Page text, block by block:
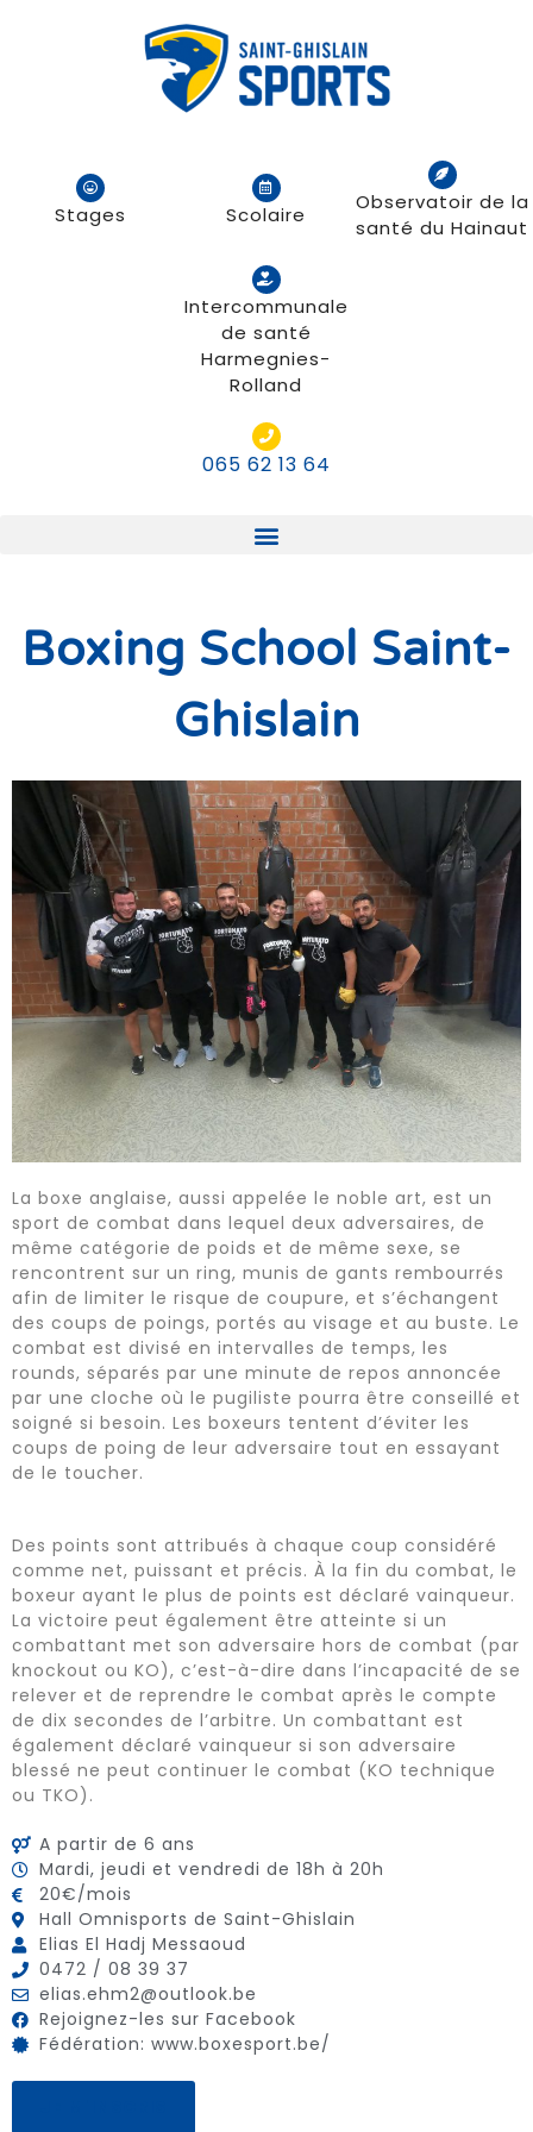
Stages Scolaire
Observatoir de la
santé du Hainaut
Intercommunale
de santé
Harmegnies-
Rolland
065 62 13 64
Boxing School Saint-
Ghislain
La boxe anglaise, aussi appelée le noble art, est un
sport de combat dans lequel deux adversaires, de
même catégorie de poids et de même sexe, se
rencontrent sur un ring, munis de gants rembourrés
afin de limiter le risque de coupure, et s’échangent
des coups de poings, portés au visage et au buste. Le
combat est divisé en intervalles de temps, les
rounds, séparés par une minute de repos annoncée
par une cloche où le pugiliste pourra être conseillé et
soigné si besoin. Les boxeurs tentent d’éviter les
coups de poing de leur adversaire tout en essayant
de le toucher.
Des points sont attribués à chaque coup considéré
comme net, puissant et précis. À la fin du combat, le
boxeur ayant le plus de points est déclaré vainqueur.
La victoire peut également être atteinte si un
combattant met son adversaire hors de combat (par
knockout ou KO), c’est-à-dire dans l’incapacité de se
relever et de reprendre le combat après le compte
de dix secondes de l’arbitre. Un combattant est
également déclaré vainqueur si son adversaire
blessé ne peut continuer le combat (KO technique
ou TKO).
A partir de 6 ans
Mardi, jeudi et vendredi de 18h à 20h
20€/mois
Hall Omnisports de Saint-Ghislain
Elias El Hadj Messaoud
0472 / 08 39 37
elias.ehm2@outlook.be
Rejoignez-les sur Facebook
Fédération: www.boxesport.be/